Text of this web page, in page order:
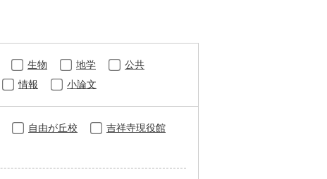
生物 地学
公共
情報 小論文
自由が丘校
吉祥寺現役館